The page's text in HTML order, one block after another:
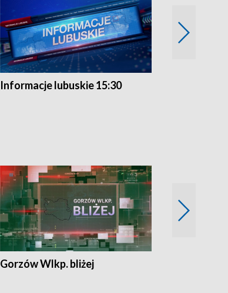
Informacje lubuskie 15:30
Gorzów Wlkp. bliżej